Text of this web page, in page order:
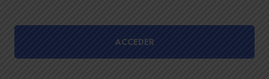
ACCEDER